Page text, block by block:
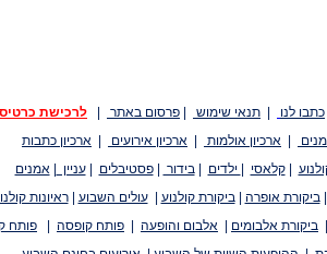
כתבו לנו תנאי שימוש פרסום באתר
לרכישת
ארכיון אולמות ארכיון אירועים
ארכיון כתבות
|קלאסי ילדים |בידור |פסטיבלים |עניין |אמנים
|ביקורת אופרה |ביקורת קולנוע |עולים השבוע |ראיונות
ביקורת אלבומים אלבום והופעה פותח קופסה
פותח